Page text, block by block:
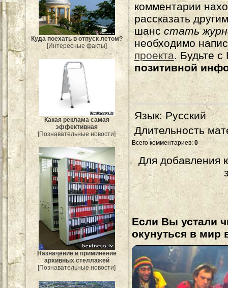
Куда поехать в отпуск летом?
[Интересные факты]
Какая реклама самая
эффективная
[Познавательные новости]
Назначение и приминение
архивных стеллажей
[Познавательные новости]
комментарии
рассказать
шанс стать
необходимо
проекта. Будьте
позитивной
Язык: Русский
Длительность
Всего комментариев: 0
Для добавления
Если Вы устали
окунуться в мир